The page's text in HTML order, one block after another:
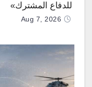
للدفاع المشترك»
Aug 7, 2026